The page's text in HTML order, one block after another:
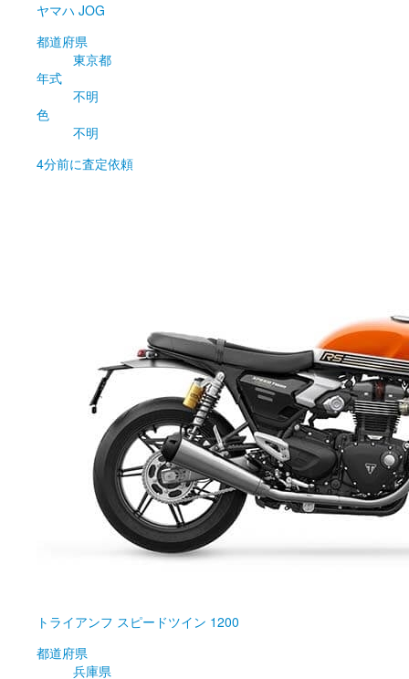
ヤマハ JOG
都道府県
東京都
年式
不明
色
不明
4分前に査定依頼
トライアンフ スピードツイン 1200
都道府県
兵庫県